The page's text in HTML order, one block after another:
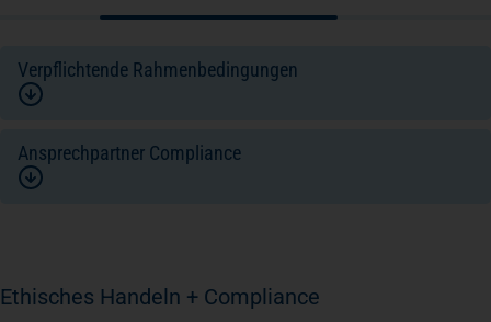
Über uns
Spenden+ Helfen
Verpflichtende Rahmenbedingungen
Ansprechpartner Compliance
Ethisches Handeln + Compliance